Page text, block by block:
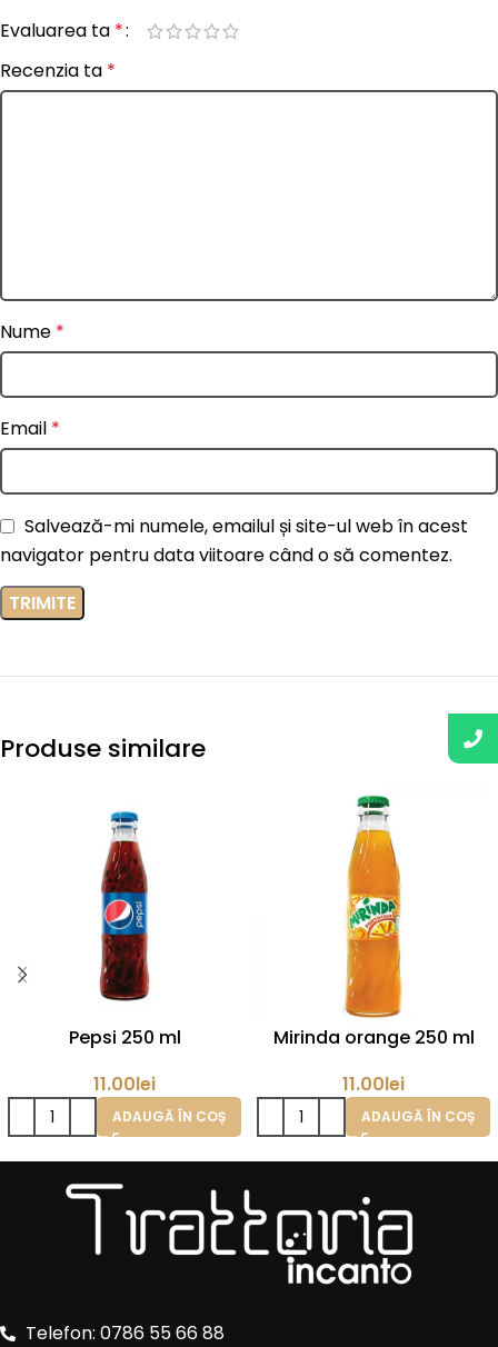
Evaluarea ta *
Recenzia ta *
Nume *
Email *
Salvează-mi numele, emailul și site-ul web în acest
navigator pentru data viitoare când o să comentez.
Produse similare
Pepsi 250 ml
11.00lei
ADAUGĂ ÎN COȘ
Mirinda orange 250 ml
11.00lei
ADAUGĂ ÎN COȘ
Telefon: 0786 55 66 88